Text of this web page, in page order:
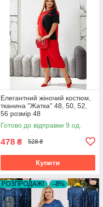
Елегантний жіночий костюм,
тканина "Жатка" 48, 50, 52,
56 розмір 48
Готово до відправки 9 од.
478 ₴ 528 ₴
Купити
РОЗПРОДАЖ! –8%